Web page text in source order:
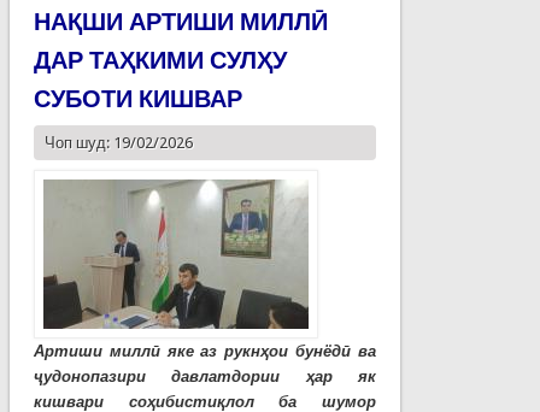
НАҚШИ АРТИШИ МИЛЛӢ
ДАР ТАҲКИМИ СУЛҲУ
СУБОТИ КИШВАР
Чоп шуд: 19/02/2026
Артиши миллӣ яке аз рукнҳои бунёдӣ ва
ҷудонопазири давлатдории ҳар як
кишвари соҳибистиқлол ба шумор